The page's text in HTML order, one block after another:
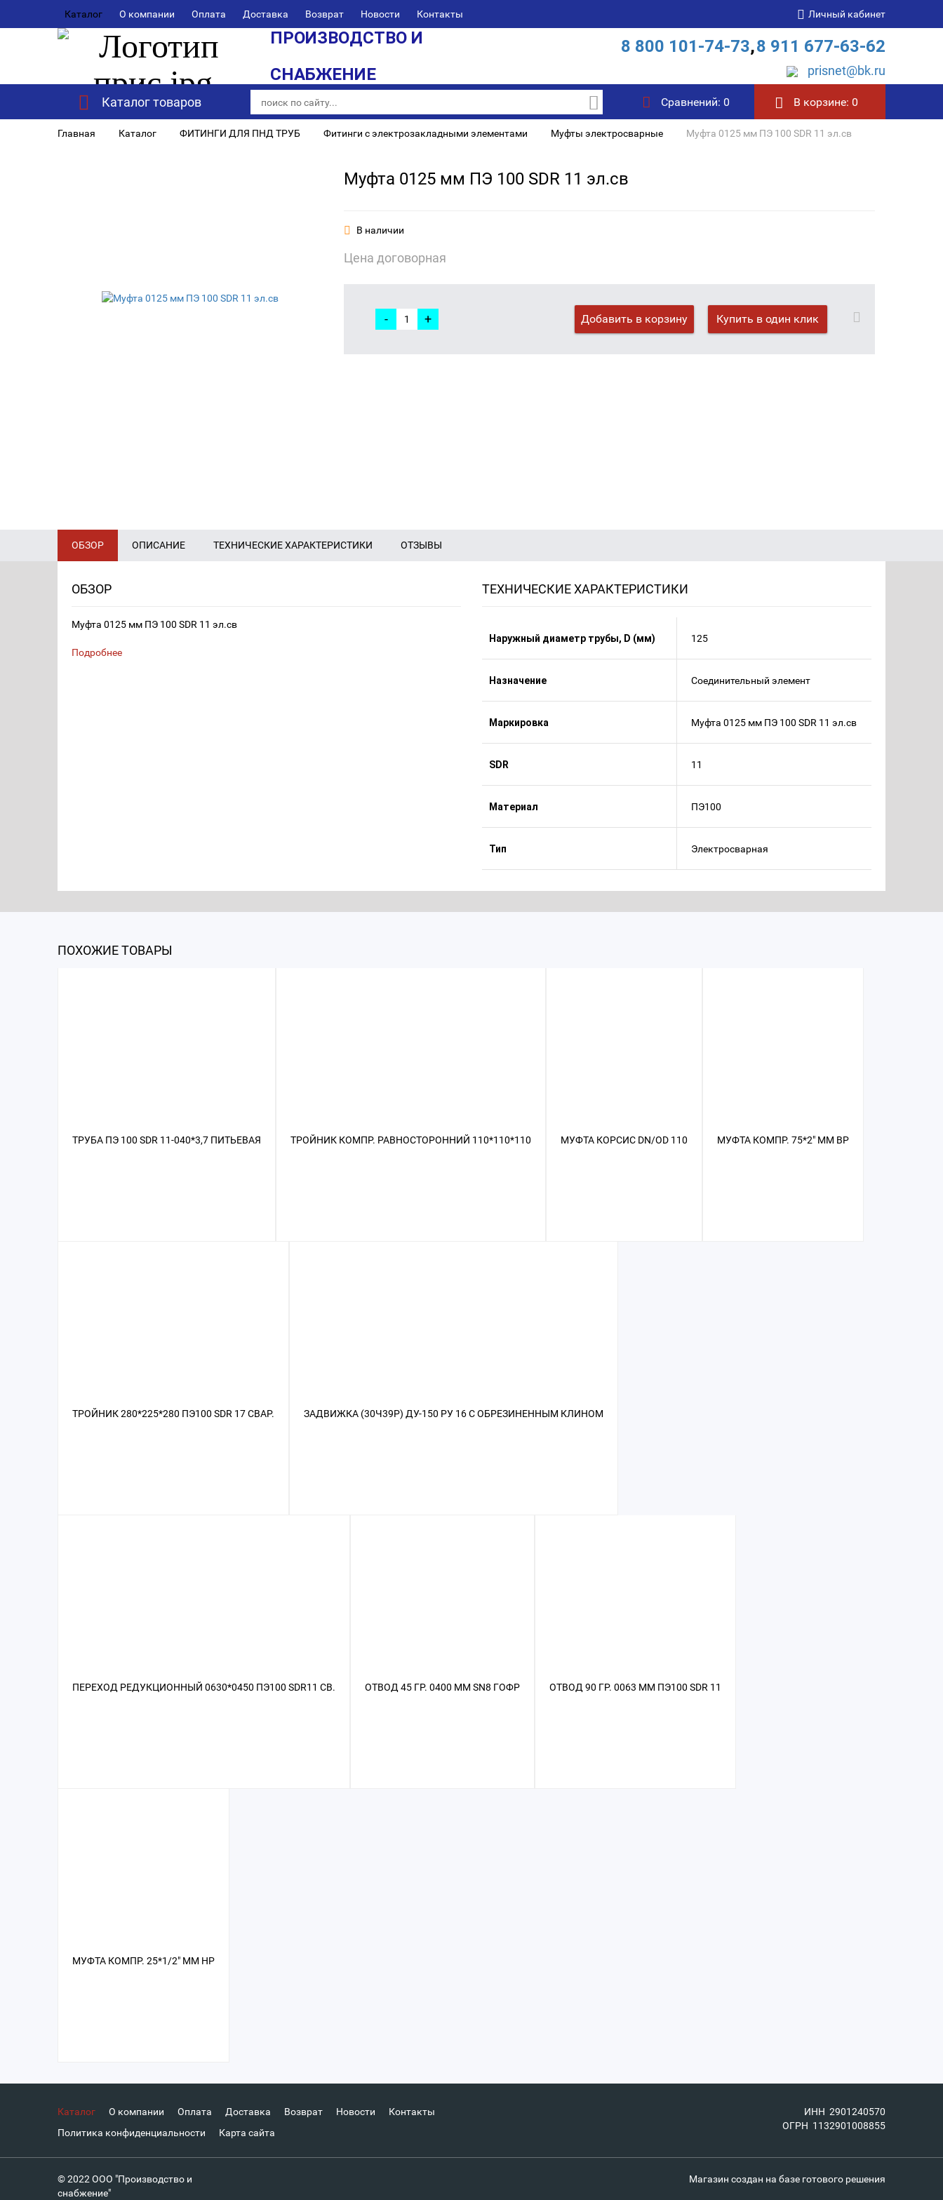
Каталог О компании Оплата Доставка Возврат Новости Контакты Личный кабинет
ПРОИЗВОДСТВО И
СНАБЖЕНИЕ
8 800 101-74-73,8 911 677-63-62
prisnet@bk.ru
Каталог товаров Сравнений: 0 В корзине: 0
Главная Каталог ФИТИНГИ ДЛЯ ПНД ТРУБ Фитинги с электрозакладными элементами Муфты электросварные Муфта 0125 мм ПЭ 100 SDR 11 эл.св
Муфта 0125 мм ПЭ 100 SDR 11 эл.св
В наличии
Цена договорная
- + Добавить в корзину Купить в один клик
ОБЗОР ОПИСАНИЕ ТЕХНИЧЕСКИЕ ХАРАКТЕРИСТИКИ ОТЗЫВЫ
ОБЗОР
Муфта 0125 мм ПЭ 100 SDR 11 эл.св
Подробнее
ТЕХНИЧЕСКИЕ ХАРАКТЕРИСТИКИ
Наружный диаметр трубы, D (мм)
Назначение
Маркировка
SDR
Материал
Тип
125
Соединительный элемент
Муфта 0125 мм ПЭ 100 SDR 11 эл.св
11
ПЭ100
Электросварная
ПОХОЖИЕ ТОВАРЫ
ТРУБА ПЭ 100 SDR 11-040*3,7 ПИТЬЕВАЯ ТРОЙНИК КОМПР. РАВНОСТОРОННИЙ 110*110*110 МУФТА КОРСИС DN/OD 110 МУФТА КОМПР. 75*2" ММ ВР
ТРОЙНИК 280*225*280 ПЭ100 SDR 17 СВАР. ЗАДВИЖКА (30Ч39Р) ДУ-150 РУ 16 С ОБРЕЗИНЕННЫМ КЛИНОМ
ПЕРЕХОД РЕДУКЦИОННЫЙ 0630*0450 ПЭ100 SDR11 СВ. ОТВОД 45 ГР. 0400 ММ SN8 ГОФР ОТВОД 90 ГР. 0063 ММ ПЭ100 SDR 11
МУФТА КОМПР. 25*1/2" ММ НР
Каталог О компании Оплата Доставка Возврат Новости
Контакты
Политика конфиденциальности
Карта сайта
ИНН 2901240570
ОГРН 1132901008855
© 2022 ООО "Производство и
снабжение"
Магазин создан на базе готового решения